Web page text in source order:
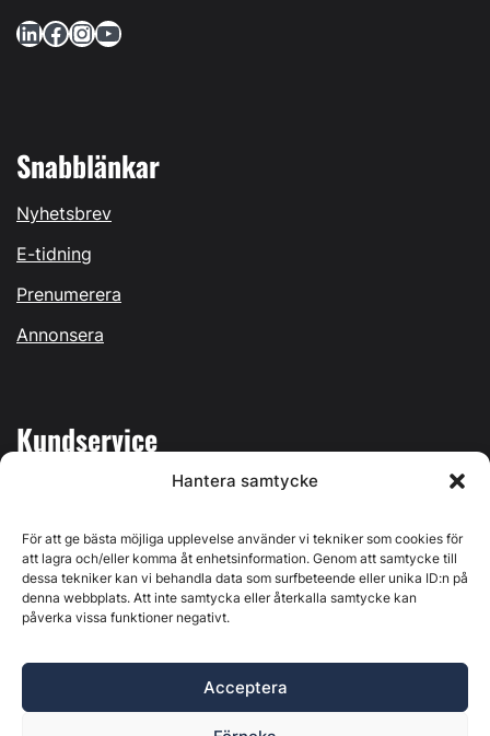
Hantera samtycke
För att ge bästa möjliga upplevelse använder vi tekniker som cookies för
att lagra och/eller komma åt enhetsinformation. Genom att samtycke till
dessa tekniker kan vi behandla data som surfbeteende eller unika ID:n på
denna webbplats. Att inte samtycka eller återkalla samtycke kan
påverka vissa funktioner negativt.
Acceptera
LinkedIn Facebook InstagramYouTube
Snabblänkar
Nyhetsbrev
E-tidning
Prenumerera
Annonsera
Kundservice
Kontakta oss
Östernäsvägen 1, 827 32 Ljusdal, org.nr: 556625-6425 -
Ansvarig utgivare: Henrik Ekberg. Innehållet på denna
webbplats är upphovsrättsligt skyddat. Ange källa vid citering.